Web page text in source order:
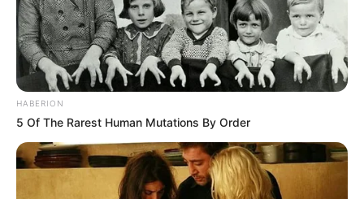
TAGS
ΑΓΙΟΥ ΠΝΕΥΜΑΤΟΣ
ΚΑΘΑΡΑ ΔΕΥΤΕΡΑ
HABERION
5 Of The Rarest Human Mutations By Order